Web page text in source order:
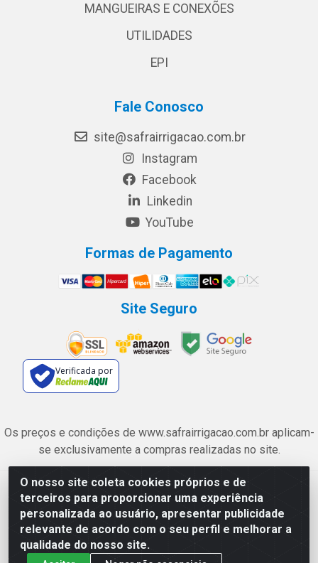
O nosso site coleta cookies próprios e de
terceiros para proporcionar uma experiência
personalizada ao usuário, apresentar publicidade
relevante de acordo com o seu perfil e melhorar a
qualidade do nosso site.
MANGUEIRAS E CONEXÕES
UTILIDADES
EPI
Fale Conosco
site@safrairrigacao.com.br
Instagram
Facebook
Linkedin
YouTube
Formas de Pagamento
Site Seguro
Verificada por
Os preços e condições de www.safrairrigacao.com.br aplicam-
se exclusivamente a compras realizadas no site.
Safra Agrícola e Pecuária LTDA - Avenida Castelo Branco, 5330 -
Esplanada dos Anicuns, Goiânia/GO - CEP 74.433-205 - CNPJ
06.315.490/0001-00